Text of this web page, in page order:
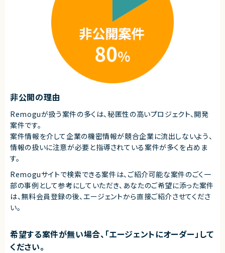
・ソーシャルゲーム（または類似経験）の開発または運営における、ディレク
・自ら手を動かして開発できる実装スキル（ゲームエンジンまたはアプリ／W
・仕様策定からリリース・運用改善まで、一貫して関与した経験
・KPIを見て意思決定し、プロダクトを改善してきた経験
・生成AIを積極的に使って開発を進める意欲
・キャラクターIP・VTuber・音楽ライブなど、エンタメ領域への強い関心
・キャラクターを「好きになる」感覚を、仕組みに落として考えられること
■求める人物像
・高い当事者意識を持ってプロダクト開発を推進できる方
・AIを活用した新しい開発スタイルに前向きな方
・エンタメやキャラクター文化への興味関心がある方
契約形態
業務委託(準委任契約)
契約元
株式会社LASSIC
エージェントから
◎AIキャラクターIPを軸とした新規サービスの立ち上げに開発責任者として
参画できます！
・関西圏顧客対応のため必要に応じて現地訪問あり
・AI駆動開発（バイブコーディング）の実務経験
・Webアプリケーションのフルスタック開発経験
・Python、TypeScript、React／Next.js、FastAPI等を用いた開発経験
・Cursor、Claude Code、GitHub Copilot、Codex等のAI開発ツール活用
経験
・顧客との要件整理・課題整理・提案経験
・コードレビュー・設計レビューの実務経験
・開発チームへの導入支援・技術指導ができるコミュニケーション力
■尚可スキル
・AI開発・DXコンサルティング経験
・エンタープライズ企業向けプロジェクトの経験
・Dify、LangGraph、LangChain、RAG、MCPを活用した開発経験
・AIエージェントの設計・開発経験
・OpenAI API、Claude API等を活用したアプリケーション開発経験
契約形態
契約元
株式会社LASSIC
非公開の理由
Remoguが扱う案件の多くは、秘匿性の高いプロジェクト、開発
案件です。
案件情報を介して企業の機密情報が競合企業に流出しないよう、
情報の扱いに注意が必要と指導されている案件が多くを占めま
す。
Remoguサイトで検索できる案件は、ご紹介可能な案件のごく一
部の事例として参考にしていただき、 あなたのご希望に添った案件
は、無料会員登録の後、エージェントから直接ご紹介させてくださ
い。
希望する案件が無い場合、「エージェントにオーダー」して
ください。